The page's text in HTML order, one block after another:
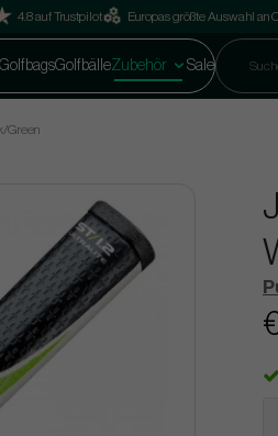
4.8 auf Trustpilot Europas größte Auswahl an
GolfbagsGolfbälleZubehör Sale
Green